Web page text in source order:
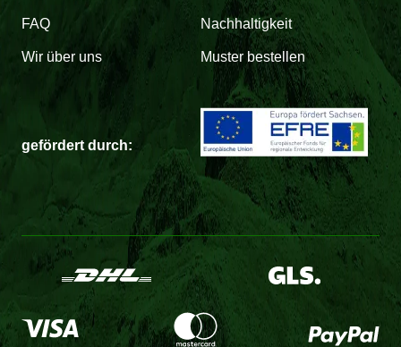
FAQ Nachhaltigkeit
Wir über uns Muster bestellen
gefördert durch: